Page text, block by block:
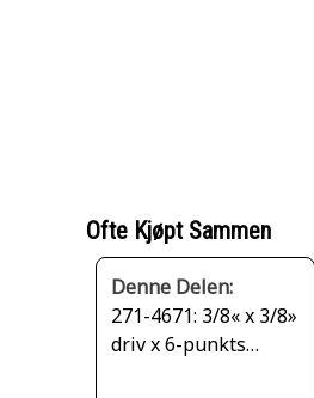
Ofte Kjøpt Sammen
Denne Delen:
271-4671: 3/8« x 3/8»
driv x 6-punkts